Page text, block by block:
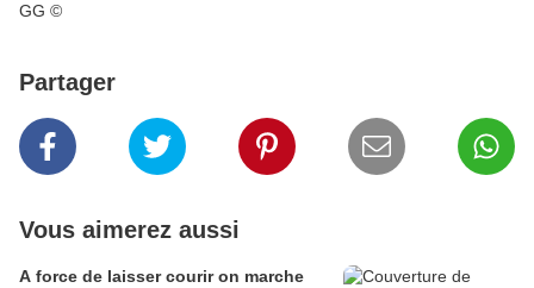
GG ©
Partager
Vous aimerez aussi
A force de laisser courir on marche